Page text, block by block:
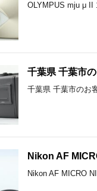
OLYMPUS mju μ II
千葉県 千葉市
千葉県 千葉市のお
Nikon AF
Nikon AF MICRO